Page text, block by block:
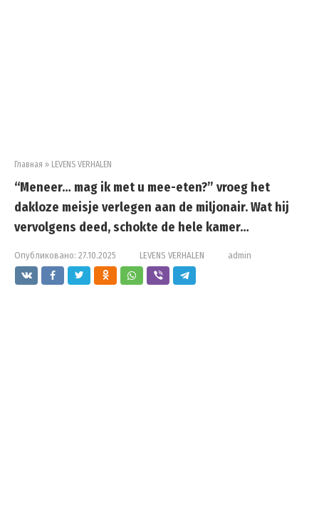
Главная » LEVENS VERHALEN
“Meneer… mag ik met u mee-eten?” vroeg het
dakloze meisje verlegen aan de miljonair. Wat hij
vervolgens deed, schokte de hele kamer…
Опубликовано: 27.10.2025 LEVENS VERHALEN admin